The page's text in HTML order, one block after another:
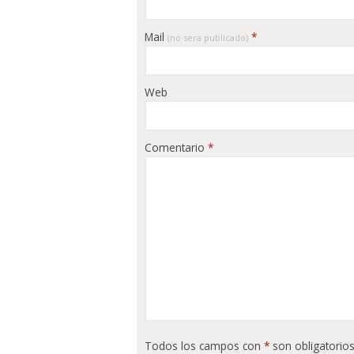
Mail (no sera publicado) *
Web
Comentario *
Todos los campos con *son